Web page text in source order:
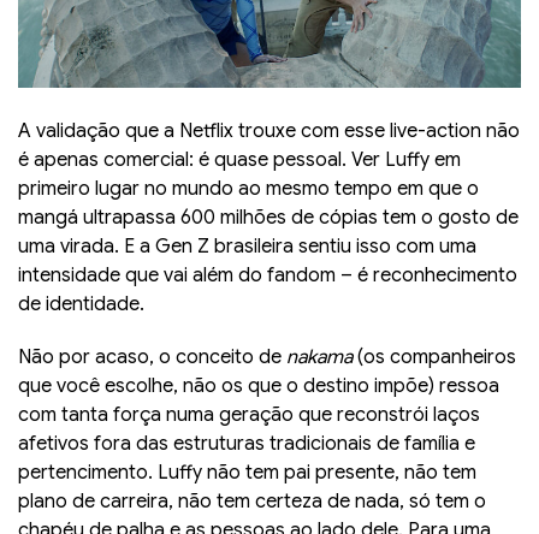
A validação que a Netflix trouxe com esse live-action não
é apenas comercial: é quase pessoal. Ver Luffy em
primeiro lugar no mundo ao mesmo tempo em que o
mangá ultrapassa 600 milhões de cópias tem o gosto de
uma virada. E a Gen Z brasileira sentiu isso com uma
intensidade que vai além do fandom – é reconhecimento
de identidade.
Não por acaso, o conceito de nakama(os companheiros
que você escolhe, não os que o destino impõe) ressoa
com tanta força numa geração que reconstrói laços
afetivos fora das estruturas tradicionais de família e
pertencimento. Luffy não tem pai presente, não tem
plano de carreira, não tem certeza de nada, só tem o